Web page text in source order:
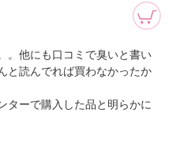
。他にも口コミで臭いと書い
と読んでれば買わなかったか
ターで購入した品と明らかに